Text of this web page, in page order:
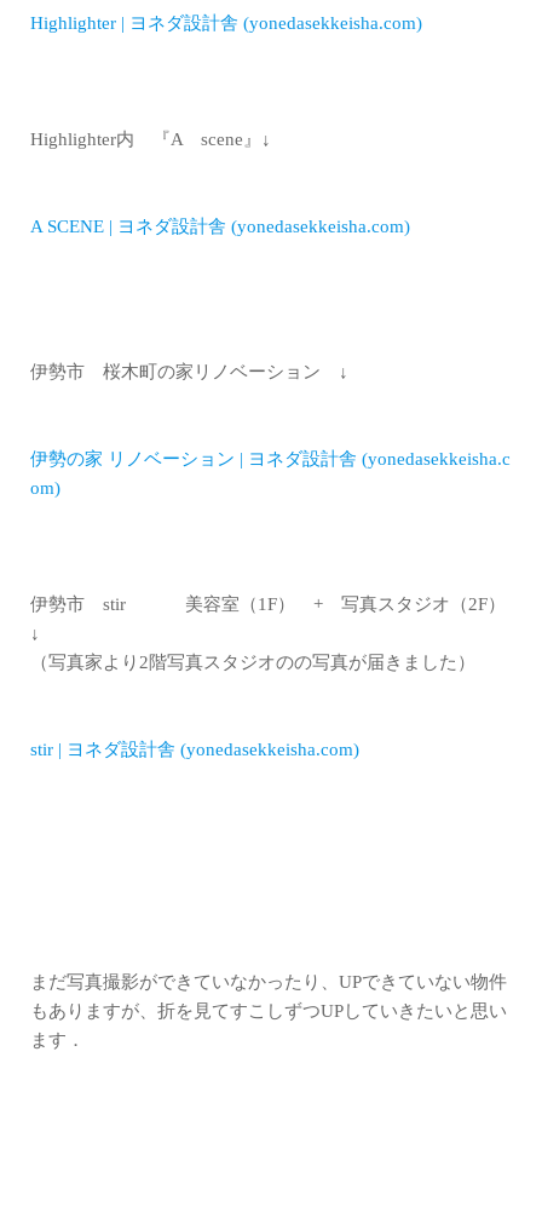
Highlighter | ヨネダ設計舎 (yonedasekkeisha.com)
Highlighter内 『A scene』↓
A SCENE | ヨネダ設計舎 (yonedasekkeisha.com)
伊勢市 桜木町の家リノベーション ↓
伊勢の家 リノベーション | ヨネダ設計舎 (yonedasekkeisha.c
om)
伊勢市 stir 美容室（1F） + 写真スタジオ（2F）
↓
（写真家より2階写真スタジオのの写真が届きました）
stir | ヨネダ設計舎 (yonedasekkeisha.com)
まだ写真撮影ができていなかったり、UPできていない物件
もありますが、折を見てすこしずつUPしていきたいと思い
ます．